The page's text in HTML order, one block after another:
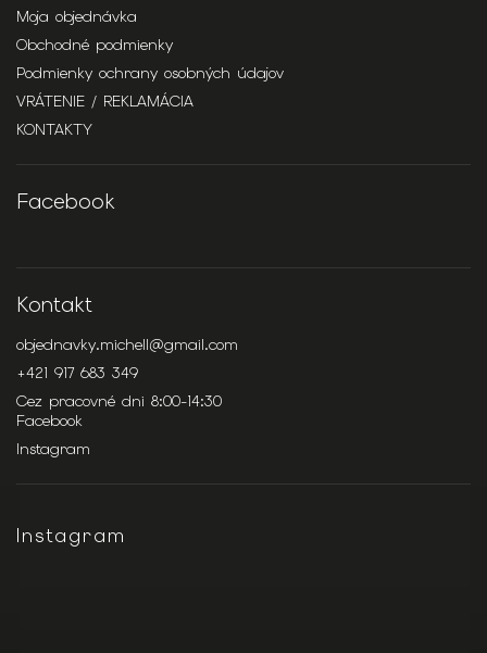
Moja objednávka
Obchodné podmienky
Podmienky ochrany osobných údajov
VRÁTENIE / REKLAMÁCIA
KONTAKTY
Facebook
Kontakt
objednavky.michell@gmail.com
+421 917 683 349
Cez pracovné dni 8:00-14:30
Facebook
Instagram
Instagram